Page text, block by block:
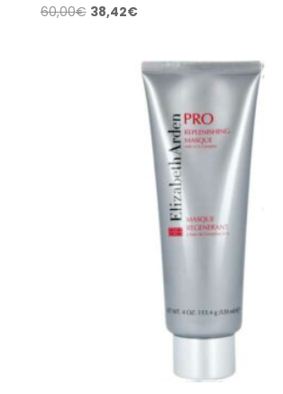
60,00€ El
38,42€El
es:
38,42€.